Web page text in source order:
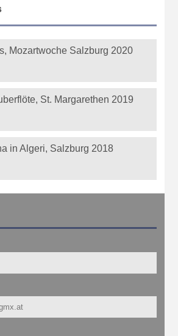
Mozartwoche Salzburg 2020
St. Margarethen 2019
in Algeri, Salzburg 2018